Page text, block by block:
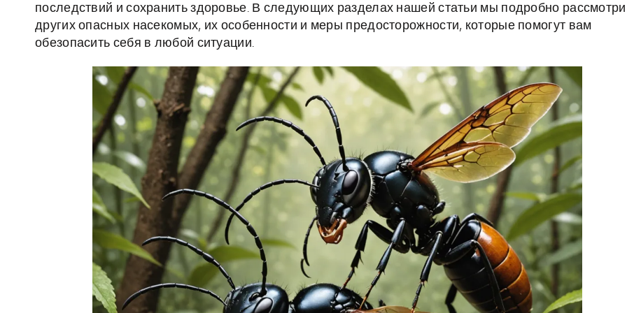
последствий и сохранить здоровье. В следующих разделах нашей статьи мы подробно
других опасных насекомых, их особенности и меры предосторожности, которые помогут вам
обезопасить себя в любой ситуации.